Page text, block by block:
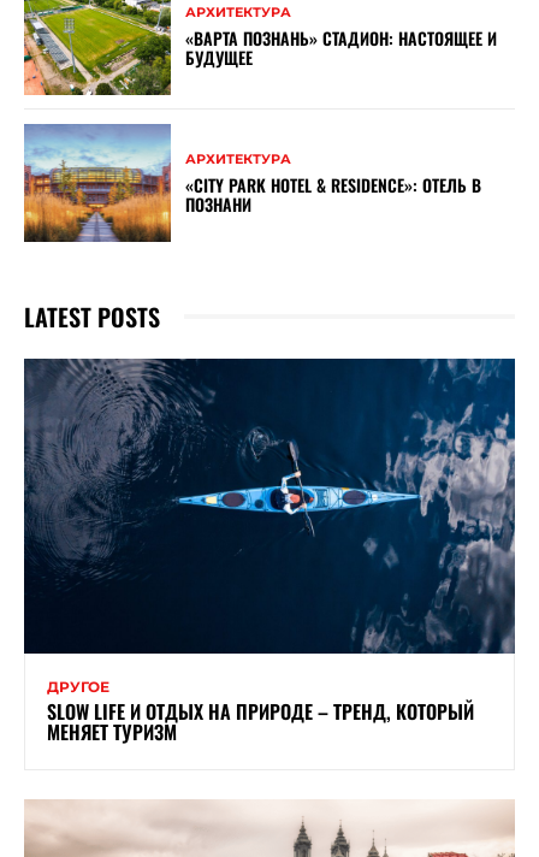
АРХИТЕКТУРА
«ВАРТА ПОЗНАНЬ» СТАДИОН: НАСТОЯЩЕЕ И
БУДУЩЕЕ
АРХИТЕКТУРА
«CITY PARK HOTEL & RESIDENCE»: ОТЕЛЬ В
ПОЗНАНИ
LATEST POSTS
ДРУГОЕ
SLOW LIFE И ОТДЫХ НА ПРИРОДЕ – ТРЕНД, КОТОРЫЙ
МЕНЯЕТ ТУРИЗМ